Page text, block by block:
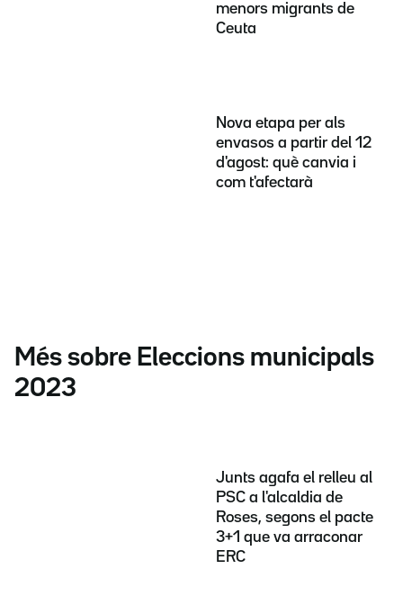
menors migrants de
Ceuta
Nova etapa per als
envasos a partir del 12
d'agost: què canvia i
com t'afectarà
Més sobre Eleccions municipals
2023
Junts agafa el relleu al
PSC a l'alcaldia de
Roses, segons el pacte
3+1 que va arraconar
ERC